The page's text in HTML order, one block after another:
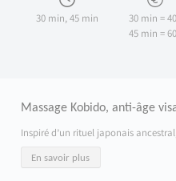
30 min, 45 min
30 min =
45 min =
Massage Kobido, anti-âge
Inspiré d’un rituel japonais
En savoir plus